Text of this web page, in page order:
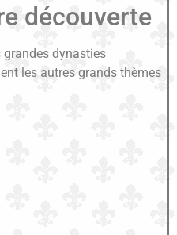
découverte
grandes dynasties
les autres grands thèmes